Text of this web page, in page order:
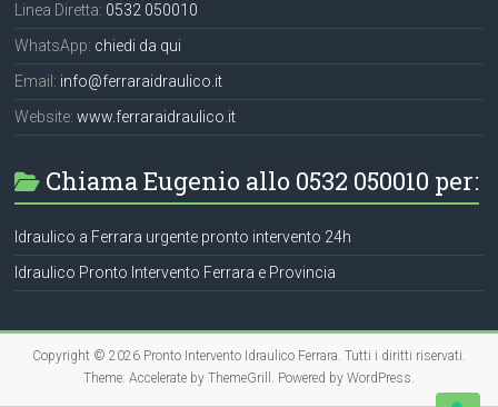
Linea Diretta: 0532 050010
WhatsApp: chiedi da qui
Email: info@ferraraidraulico.it
Website:www.ferraraidraulico.it
Chiama Eugenio allo 0532 050010 per:
Idraulico a Ferrara urgente pronto intervento 24h
Idraulico Pronto Intervento Ferrara e Provincia
Copyright © 2026 Pronto Intervento Idraulico Ferrara. Tutti i diritti riservati.
Theme: Accelerateby ThemeGrill. Powered by WordPress.